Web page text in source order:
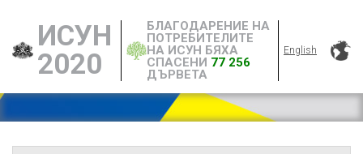
ИСУН
2020
БЛАГОДАРЕНИЕ НА
ПОТРЕБИТЕЛИТЕ
НА ИСУН БЯХА
СПАСЕНИ 77 256
ДЪРВЕТА
English